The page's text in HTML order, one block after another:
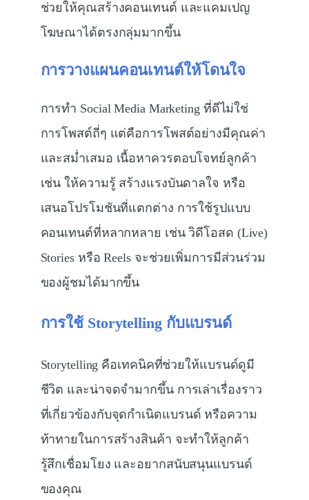
ช่วยให้คุณสร้างคอนเทนต์ และแคมเปญ
โฆษณาได้ตรงกลุ่มมากขึ้น
การวางแผนคอนเทนต์ให้โดนใจ
การทำ Social Media Marketing ที่ดีไม่ใช่
การโพสต์ถี่ๆ แต่คือการโพสต์อย่างมีคุณค่า
และสม่ำเสมอ เนื้อหาควรตอบโจทย์ลูกค้า
เช่น ให้ความรู้ สร้างแรงบันดาลใจ หรือ
เสนอโปรโมชันที่แตกต่าง การใช้รูปแบบ
คอนเทนต์ที่หลากหลาย เช่น วิดีโอสด (Live)
Stories หรือ Reels จะช่วยเพิ่มการมีส่วนร่วม
ของผู้ชมได้มากขึ้น
การใช้ Storytelling กับแบรนด์
Storytelling คือเทคนิคที่ช่วยให้แบรนด์ดูมี
ชีวิต และน่าจดจำมากขึ้น การเล่าเรื่องราว
ที่เกี่ยวข้องกับจุดกำเนิดแบรนด์ หรือความ
ท้าทายในการสร้างสินค้า จะทำให้ลูกค้า
รู้สึกเชื่อมโยง และอยากสนับสนุนแบรนด์
ของคุณ